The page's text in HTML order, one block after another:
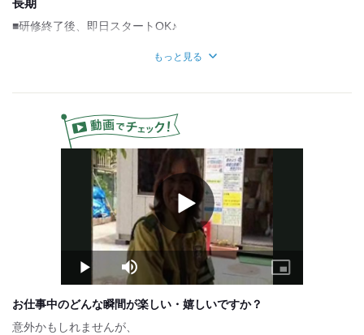
・交通誘導１・2級検定
※勤務地により異なります
試用期間：あり
日給11,000円〜14,000円
■研修終了後、即日スタートOK♪
＊短期勤務をご希望の方もお気軽にご相談ください！
もっと見る
Play
Video
Play Mute
Picture-
in-
お仕事中のどんな瞬間が楽しい・嬉しいですか？
意外かもしれませんが、